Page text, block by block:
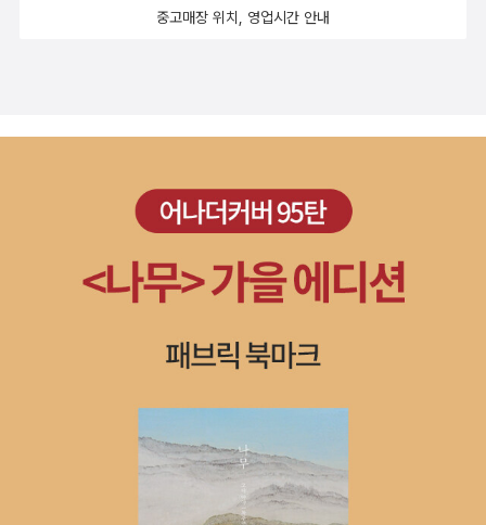
으나, 단연 2010년에 나온 김덕영 교수님 번역으로 읽어야 한다. 다
왔다.)6. 피에르 부르디외, 『구별짓기』 7. 노르베르트 엘리아스, 『문
즈, 『The Structure of Social Action』(위 책은 아직 번역되지 않
았고, 『사회의 유형』(이종수 역, 홍성사, 1978) 등 그의 다른 책들이
몇 권 번역되었다가 모두 절판되었다. 파슨즈는 막스 베버의 『프로테
스탄티즘의 윤리와 자본주의 정신』의 영역자이기도 하다. 베버는 사
Arciv für Sozialwissenschaft und Sozialpolitik』 20권과 21권
에 나누어 실었다가, 1920년에 『종교사회학 논문집』 제1권에 이를
다시 수정, 증보해 실었다. 그런데 두 원고는 주제가 상이하다고 한다.
이후의 학자들은 첫 번째 원문을 찾아보지 않은 탓에, 두 번째 원문이
첫 번째 원문인 양 잘못 믿어왔다고 한다. 파슨즈가 번역한 것도 후자
이다.)10. 어빙 고프먼, 『자아연출의 사회학』(2016년에 국역본이 나
도 되겠다. 존 그린의 소설이 갑자기 유명세를 타서 다른 작품도 번역
을유세계문학으로 나온 데이비스 허버트 로렌스의 <사랑에 빠진 여
메드슨의 작품인데 다른 제목의 책을 다시 다듬어 개정한 것. <옥토
버 리스트> 또한 <킬 룸>의 작가 제프리 디버의 소설. 미국작가 아일
다면 32권이 모두 출간되느냐? 그건 아닐것 같다. 일단 2권까지 출간
된 후 2년반 정도만에 3권이 나왔으니. 책날개에는 5권까지는 예정
되어 있던데 어떻게 될지 모를일이다. 여튼 프랑스 대중문학에서 꽤
중고매장 위치, 영업시간 안내